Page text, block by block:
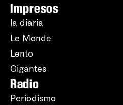
Impresos
la diaria
Le Monde
Lento
Gigantes
Radio
Periodismo